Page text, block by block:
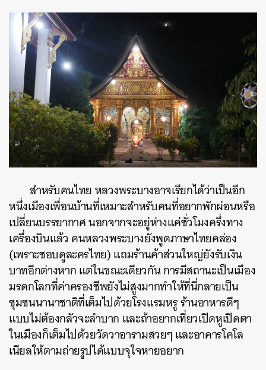
สำหรับคนไทย หลวงพระบางอาจเรียกได้ว่าเป็นอีก
หนึ่งเมืองเพื่อนบ้านที่เหมาะสำหรับคนที่อยากพักผ่อนหรือ
เปลี่ยนบรรยากาศ นอกจากจะอยู่ห่างแค่ชั่วโมงครึ่งทาง
เครื่องบินแล้ว คนหลวงพระบางยังพูดภาษาไทยคล่อง
(เพราะชอบดูละครไทย) แถมร้านค้าส่วนใหญ่ยังรับเงิน
บาทอีกต่างหาก แต่ในขณะเดียวกัน การมีสถานะเป็นเมือง
มรดกโลกที่ค่าครองชีพยังไม่สูงมากทำให้ที่นี่กลายเป็น
ชุมชนนานาชาติที่เต็มไปด้วยโรงแรมหรู ร้านอาหารดีๆ
แบบไม่ต้องกลัวจะลำบาก และถ้าอยากเที่ยวเปิดหูเปิดตา
ในเมืองก็เต็มไปด้วยวัดวาอารามสวยๆ และอาคารโคโล
เนียลให้ตามถ่ายรูปได้แบบจุใจหายอยาก